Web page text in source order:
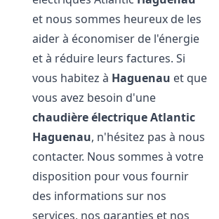
et nous sommes heureux de les
aider à économiser de l'énergie
et à réduire leurs factures. Si
vous habitez à Haguenau et que
vous avez besoin d'une
chaudière électrique Atlantic
Haguenau, n'hésitez pas à nous
contacter. Nous sommes à votre
disposition pour vous fournir
des informations sur nos
services, nos garanties et nos